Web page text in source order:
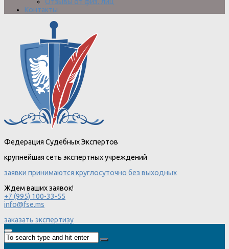
Отзывы от физ. лиц
Контакты
Федерация Судебных Экспертов
крупнейшая сеть экспертных учреждений
заявки принимаются круглосуточно без выходных
Ждем ваших заявок!
+7 (995) 100-33-55
info@fse.ms
заказать экспертизу